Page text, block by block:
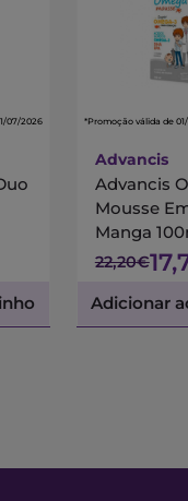
07/2026 *Promoção válida de
Advancis
Advancis
Mousse
Manga
22,20€
Adicionar